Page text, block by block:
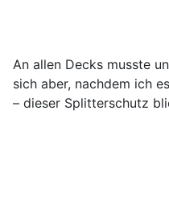
An allen Decks musste
sich aber, nachdem ich
– dieser Splitterschutz